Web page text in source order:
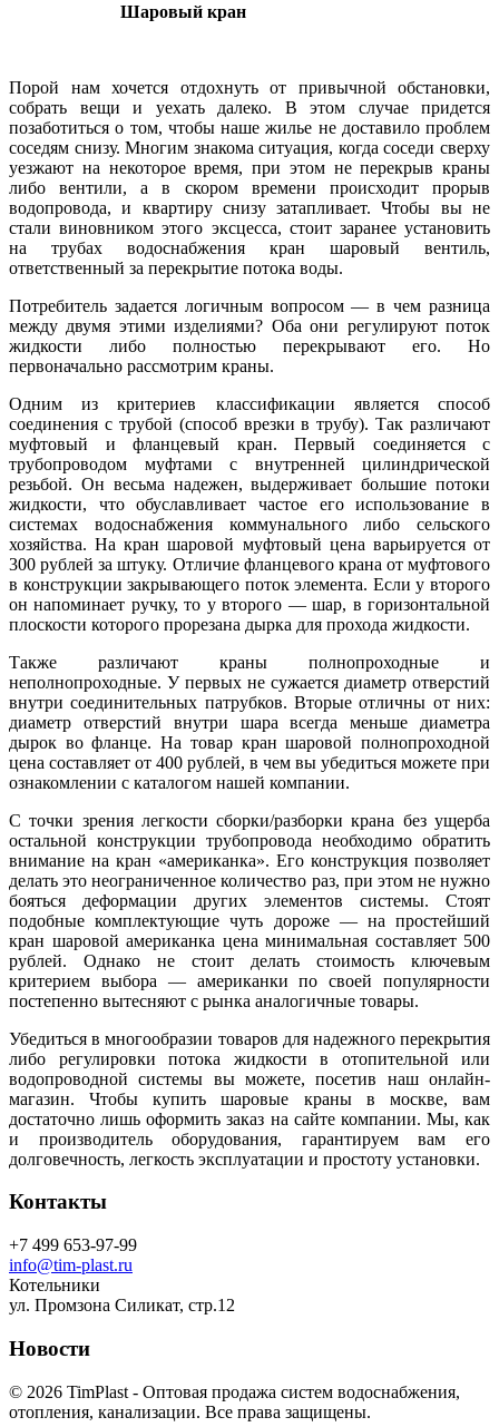
Шаровый кран
Порой нам хочется отдохнуть от привычной обстановки,
собрать вещи и уехать далеко. В этом случае придется
позаботиться о том, чтобы наше жилье не доставило проблем
соседям снизу. Многим знакома ситуация, когда соседи сверху
уезжают на некоторое время, при этом не перекрыв краны
либо вентили, а в скором времени происходит прорыв
водопровода, и квартиру снизу затапливает. Чтобы вы не
стали виновником этого эксцесса, стоит заранее установить
на трубах водоснабжения кран шаровый вентиль,
ответственный за перекрытие потока воды.
Потребитель задается логичным вопросом — в чем разница
между двумя этими изделиями? Оба они регулируют поток
жидкости либо полностью перекрывают его. Но
первоначально рассмотрим краны.
Одним из критериев классификации является способ
соединения с трубой (способ врезки в трубу). Так различают
муфтовый и фланцевый кран. Первый соединяется с
трубопроводом муфтами с внутренней цилиндрической
резьбой. Он весьма надежен, выдерживает большие потоки
жидкости, что обуславливает частое его использование в
системах водоснабжения коммунального либо сельского
хозяйства. На кран шаровой муфтовый цена варьируется от
300 рублей за штуку. Отличие фланцевого крана от муфтового
в конструкции закрывающего поток элемента. Если у второго
он напоминает ручку, то у второго — шар, в горизонтальной
плоскости которого прорезана дырка для прохода жидкости.
Также различают краны полнопроходные и
неполнопроходные. У первых не сужается диаметр отверстий
внутри соединительных патрубков. Вторые отличны от них:
диаметр отверстий внутри шара всегда меньше диаметра
дырок во фланце. На товар кран шаровой полнопроходной
цена составляет от 400 рублей, в чем вы убедиться можете при
ознакомлении с каталогом нашей компании.
С точки зрения легкости сборки/разборки крана без ущерба
остальной конструкции трубопровода необходимо обратить
внимание на кран «американка». Его конструкция позволяет
делать это неограниченное количество раз, при этом не нужно
бояться деформации других элементов системы. Стоят
подобные комплектующие чуть дороже — на простейший
кран шаровой американка цена минимальная составляет 500
рублей. Однако не стоит делать стоимость ключевым
критерием выбора — американки по своей популярности
постепенно вытесняют с рынка аналогичные товары.
Убедиться в многообразии товаров для надежного перекрытия
либо регулировки потока жидкости в отопительной или
водопроводной системы вы можете, посетив наш онлайн-
магазин. Чтобы купить шаровые краны в москве, вам
достаточно лишь оформить заказ на сайте компании. Мы, как
и производитель оборудования, гарантируем вам его
долговечность, легкость эксплуатации и простоту установки.
Контакты
+7 499 653-97-99
info@tim-plast.ru
Котельники
ул. Промзона Силикат, стр.12
Новости
© 2026 TimPlast - Оптовая продажа систем водоснабжения,
отопления, канализации. Все права защищены.